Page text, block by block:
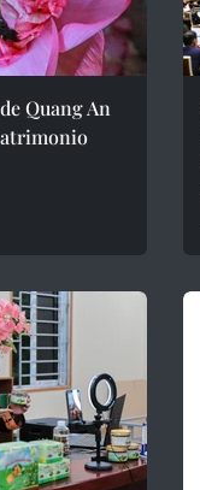
Quang An